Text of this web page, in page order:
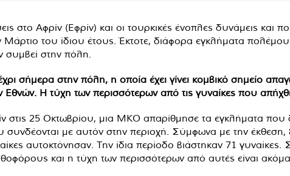
στο Αφρίν (Εφρίν) και οι τουρκικές ένοπλες δυνάμεις και
του ίδιου έτους. Έκτοτε, διάφορα εγκλήματα
συμβεί στην πόλη.
σήμερα στην πόλη, η οποία έχει γίνει κομβικό σημείο
Η τύχη των περισσότερων από τις γυναίκες που
25 Οκτωβρίου, μια ΜΚΟ απαρίθμησε τα εγκλήματα που
συνδέονται με αυτόν στην περιοχή. Σύμφωνα με την έκθεση,
αυτοκτόνησαν. Την ίδια περίοδο βιάστηκαν 71
και η τύχη των περισσότερων από αυτές είναι